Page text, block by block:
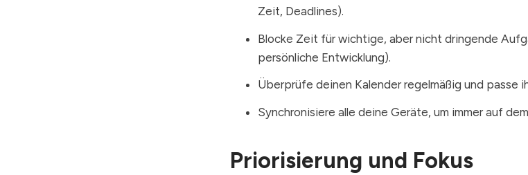
Zeit, Deadlines).
Blocke Zeit für wichtige, aber nicht dringende
persönliche Entwicklung).
Überprüfe deinen Kalender regelmäßig und passe
Synchronisiere alle deine Geräte, um immer auf
Priorisierung und Fokus